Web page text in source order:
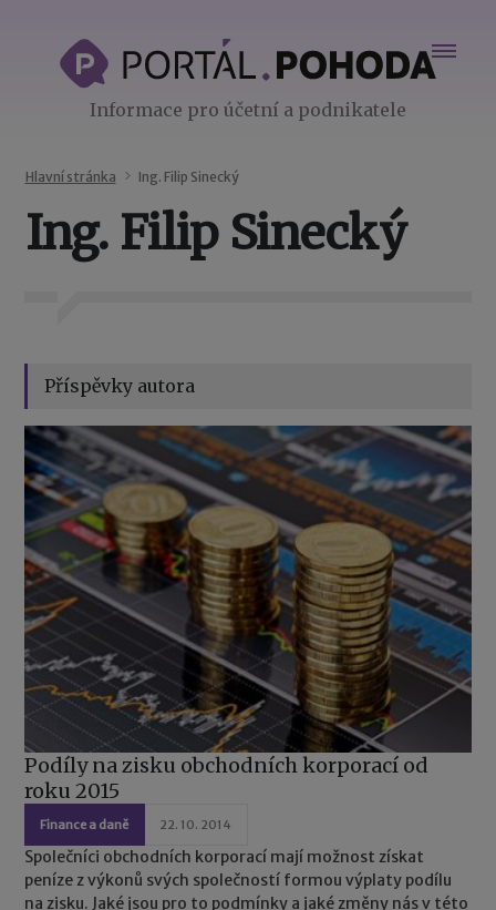
Informace pro účetní a podnikatele
Hlavní stránka Ing. Filip Sinecký
Ing. Filip Sinecký
Příspěvky autora
Podíly na zisku obchodních korporací od
roku 2015
Finance a daně 22. 10. 2014
Společníci obchodních korporací mají možnost získat
peníze z výkonů svých společností formou výplaty podílu
na zisku. Jaké jsou pro to podmínky a jaké změny nás v této